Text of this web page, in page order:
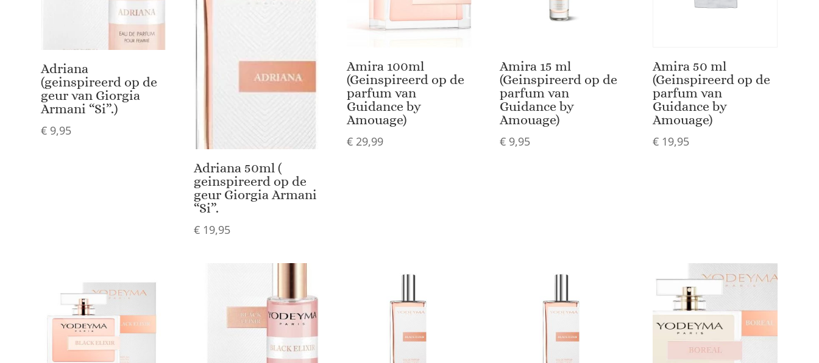
Adriana
(geinspireerd op de
geur van Giorgia
Armani “Si”.)
€ 9,95
Adriana 50ml (
geinspireerd op de
geur Giorgia Armani
“Si”.
€ 19,95
Amira 100ml
(Geinspireerd op de
parfum van
Guidance by
Amouage)
€ 29,99
Amira 15 ml
(Geinspireerd op de
parfum van
Guidance by
Amouage)
€ 9,95
Amira 50 ml
(Geinspireerd op de
parfum van
Guidance by
Amouage)
€ 19,95